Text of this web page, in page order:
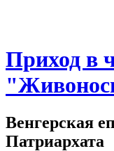
Приход в
Венгерская
Патриархата